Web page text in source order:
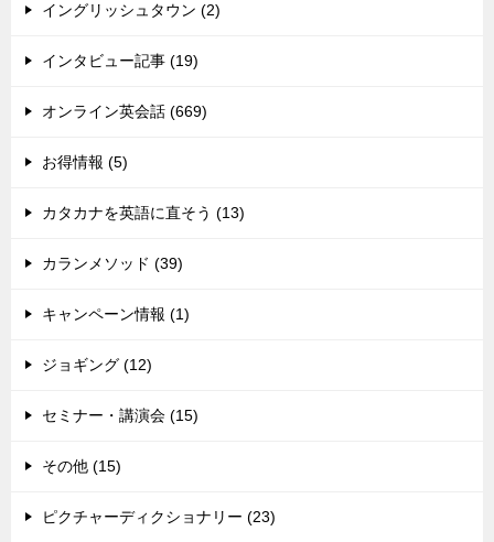
イングリッシュタウン (2)
インタビュー記事 (19)
オンライン英会話 (669)
お得情報 (5)
カタカナを英語に直そう (13)
カランメソッド (39)
キャンペーン情報 (1)
ジョギング (12)
セミナー・講演会 (15)
その他 (15)
ピクチャーディクショナリー (23)